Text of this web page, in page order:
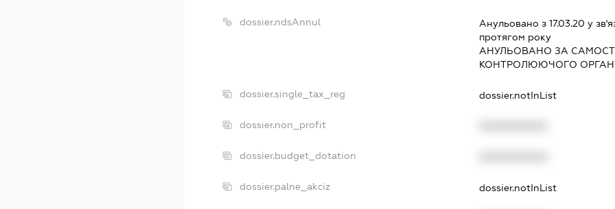
dossier.ndsAnnul Анульовано з 17.03.20 у
протягом року
АНУЛЬОВАНО ЗА
КОНТРОЛЮЮЧОГО
dossier.single_tax_reg dossier.notInList
dossier.non_profit
dossier.budget_dotation
dossier.palne_akciz dossier.notInList